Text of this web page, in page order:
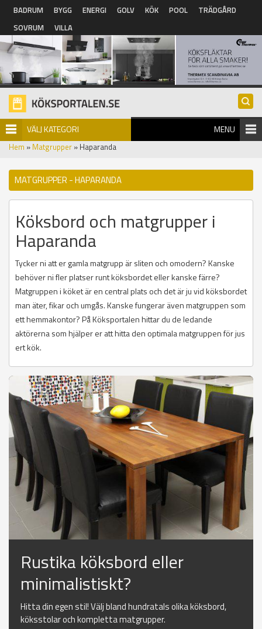
Hoppa till huvudinnehåll
BADRUM BYGG ENERGI GOLV KÖK POOL
TRÄDGÅRD
SOVRUM
VILLA
VÄLJ KATEGORI MENU
Hem » Matgrupper » Haparanda
MATGRUPPER - HAPARANDA
Köksbord och matgrupper i
Haparanda
Tycker ni att er gamla matgrupp är sliten och omodern? Kanske
behöver ni fler platser runt köksbordet eller kanske färre?
Matgruppen i köket är en central plats och det är ju vid köksbordet
man äter, fikar och umgås. Kanske fungerar även matgruppen som
ett hemmakontor? På Köksportalen hittar du de ledande
aktörerna som hjälper er att hitta den optimala matgruppen för jus
ert kök.
Rustika köksbord eller
minimalistiskt?
Hitta din egen stil! Välj bland hundratals olika köksbord,
köksstolar och kompletta matgrupper.